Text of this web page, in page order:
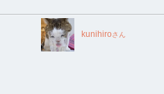
kunihiroさん